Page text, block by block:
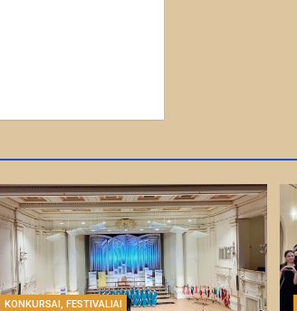
KONKURSAI, FESTIVALIAI